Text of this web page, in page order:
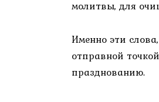
молитвы, для
Именно эти
отправной
празднованию.